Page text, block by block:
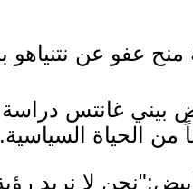
عفو عن
غانتس دراسة
من الحياة السياسية.
لا نريد